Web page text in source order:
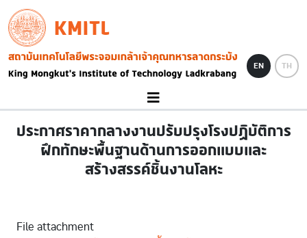
Skip to main content
KMITL
Image
EN TH
ประกาศราคากลางงานปรับปรุงโรงปฏิบัติการ
ฝึกทักษะพื้นฐานด้านการออกแบบและ
สร้างสรรค์ชิ้นงานโลหะ
File attachment